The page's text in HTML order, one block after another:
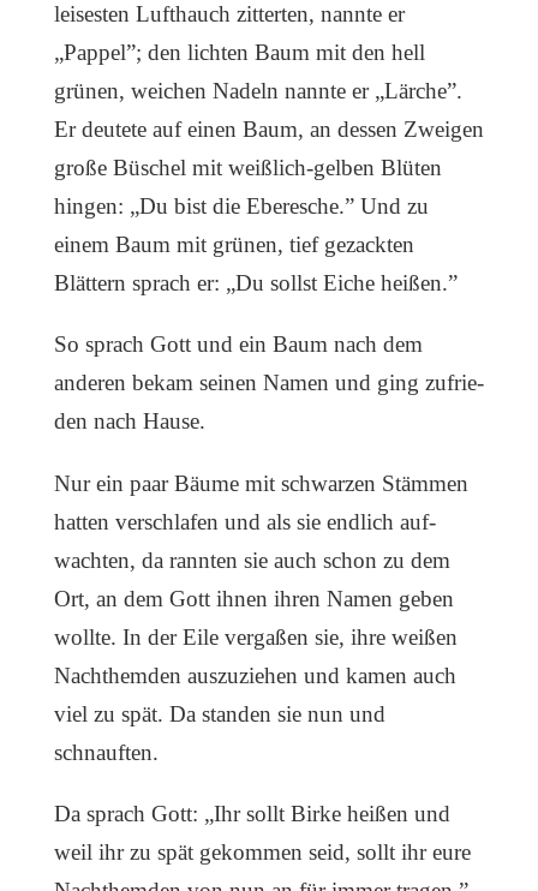
leisesten Lufthauch zitterten, nannte er
„Pappel”; den lichten Baum mit den hell
grünen, weichen Nadeln nannte er „Lärche”.
Er deutete auf einen Baum, an dessen Zweigen
große Büschel mit weißlich-gelben Blüten
hingen: „Du bist die Eberesche.” Und zu
einem Baum mit grünen, tief gezackten
Blättern sprach er: „Du sollst Eiche heißen.”
So sprach Gott und ein Baum nach dem
anderen bekam seinen Namen und ging zufrie­
den nach Hause.
Nur ein paar Bäume mit schwarzen Stämmen
hatten verschlafen und als sie endlich auf­
wachten, da rannten sie auch schon zu dem
Ort, an dem Gott ihnen ihren Namen geben
wollte. In der Eile vergaßen sie, ihre weißen
Nachthemden auszuziehen und kamen auch
viel zu spät. Da standen sie nun und
schnauften.
Da sprach Gott: „Ihr sollt Birke heißen und
weil ihr zu spät gekommen seid, sollt ihr eure